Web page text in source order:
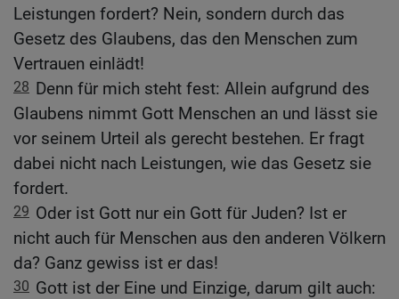
Leistungen fordert? Nein, sondern durch das
Gesetz des Glaubens, das den Menschen zum
Vertrauen einlädt!
28 Denn für mich steht fest: Allein aufgrund des
Glaubens nimmt Gott Menschen an und lässt sie
vor seinem Urteil als gerecht bestehen. Er fragt
dabei nicht nach Leistungen, wie das Gesetz sie
fordert.
29 Oder ist Gott nur ein Gott für Juden? Ist er
nicht auch für Menschen aus den anderen Völkern
da? Ganz gewiss ist er das!
30 Gott ist der Eine und Einzige, darum gilt auch: